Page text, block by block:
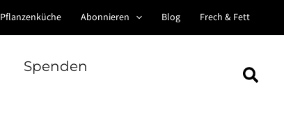
Pflanzenküche Abonnieren Blog Frech & Fett
Spenden